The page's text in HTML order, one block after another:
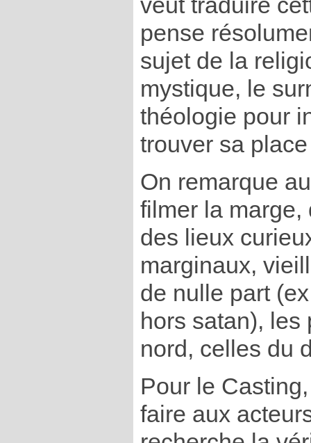
veut traduire
pense
sujet de la
mystique, le
théologie pour
trouver sa
On remarque
filmer la marge,
des lieux
marginaux,
de nulle part
hors satan),
nord, celles du
Pour le
faire aux